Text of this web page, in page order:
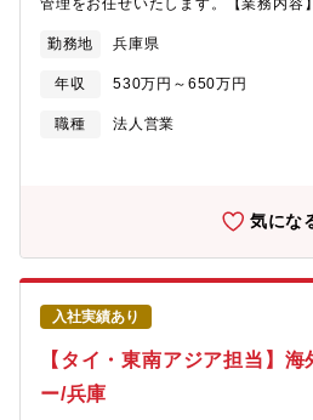
多数あり、選考フローを熟知しており
加とカーボンニュートラルに向けた動
工が誇る高効率GTCC発電プラントへ
業であり、近年の受注急増や今後の高
一員として活躍できる社会貢献度の高
ェクト規模も大きく、高い達成感を
い】・GTCC発電プラントというスケ
ま、パートナー協業、駐在等）・当社
での求人職種の立ち位置・役割】プ
すが、各関係部門にて数名がPJの担当
ョンでは、所属するグループが担当す
管理をお任せいたします。【業務内容
部品販売・修理およびメンテナンス工
窓口担当・お客様からの技術問い合わ
部署への技術相談、検討結果の客先へ
合情報(クレーム）の処理および、再
スケジュール管理【配属部署・組織構
グループの3グループがあり、営業グ
数：20代3名、30代2名、40-50代6名
い・魅力】・営業担当として関係会社
まの要望に応え、顧客満足を達成でき
「ありがとう」などの感謝のお言葉を
会・企業貢献の実感ができる【職場環
度出張：ほとんど無い（将来、顧客
めの出張あり）有給取得率：約80％フ
（フレキシブルタイム：5:00-11:00/
勤務地 兵庫県
年収 530万円～650万円
職種
法人営業
気にな
入社実績あり
【タイ・東南アジア担当】
ー/兵庫